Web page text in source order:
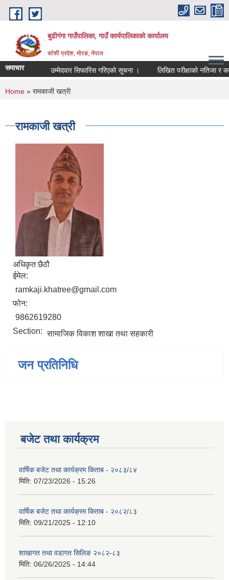
Skip to main content
बुढीगंगा गाउँपालिका, गाउँ कार्यपालिकाको कार्यालय
कोशी प्रदेश, मोरङ, नेपाल
समाचार उम्मेदवार सिफारिस गरिएको सूचना । लिखित परीक्षाको नतिजा र
You are here
Home » रामकाजी खत्री
रामकाजी खत्री
अधिकृत छैठौ
ईमेल:
ramkaji.khatree@gmail.com
फोन:
9862619280
Section: सामाजिक विकाश शाखा तथा सहकारी
जन प्रतिनिधि
बजेट तथा कार्यक्रम
वार्षिक बजेट तथा कार्यक्रम किताब - २०८३/८४
मिति: 07/23/2026 - 15:26
वार्षिक बजेट तथा कार्यक्रम किताब - २०८२/८३
मिति: 09/21/2025 - 12:10
शाखागत तथा वडागत सिलिङ २०८२-८३
मिति: 06/26/2025 - 14:44